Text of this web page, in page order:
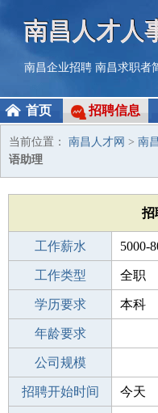
南昌人才人
南昌企业招聘 南昌求职者
首页 招聘信息
当前位置： 南昌人才网 > 南
语助理
招
工作薪水 5000-
招聘人数 1人
工作类型 全职
性别要求 -
学历要求 本科
工作经验
年龄要求
工作地点
公司规模
公司电话
招聘开始时间 今天